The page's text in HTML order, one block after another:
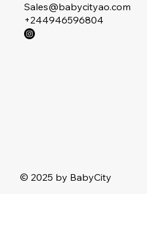
Sales@babycityao.com
+244946596804
© 2025 by BabyCity